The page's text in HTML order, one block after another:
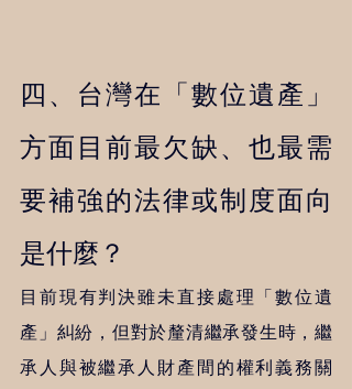
四、台灣在「數位遺產」
方面目前最欠缺、也最需
要補強的法律或制度面向
是什麼？
目前現有判決雖未直接處理「數位遺
產」糾紛，但對於釐清繼承發生時，繼
承人與被繼承人財產間的權利義務關